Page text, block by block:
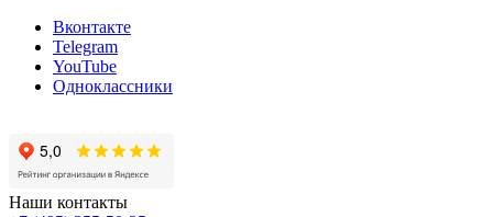
Вконтакте
Telegram
YouTube
Одноклассники
Наши контакты